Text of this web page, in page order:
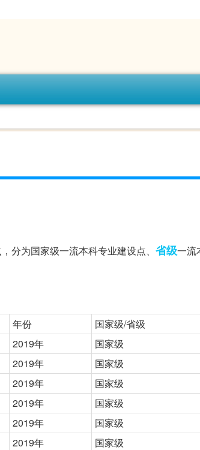
分为国家级一流本科专业建设点、 省级一流
年份
国家级/省级
2019年
国家级
2019年
国家级
2019年
国家级
2019年
国家级
2019年
国家级
2019年
国家级